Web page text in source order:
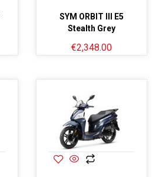
SYM ORBIT III E5
Stealth Grey
€2,348.00